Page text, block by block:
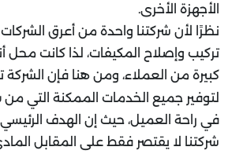
الأجهزة الأخرى.
نظرًا لأن شركتنا واحدة من أعرق
تركيب وإصلاح المكيفات، لذا كانت محل
كبيرة من العملاء، ومن هنا فإن
لتوفير جميع الخدمات الممكنة التي
في راحة العميل، حيث إن الهدف
شركتنا لا يقتصر فقط على المقابل